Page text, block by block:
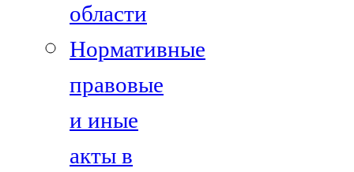
области
Нормативные
правовые
и иные
акты в